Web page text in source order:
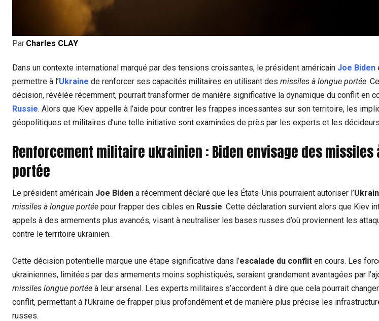
Par Charles CLAY
Dans un contexte international marqué par des tensions croissantes, le président américain Joe Biden
permettre à l’Ukraine de renforcer ses capacités militaires en utilisant des missiles à longue portée.
décision, révélée récemment, pourrait transformer de manière significative la dynamique du conflit en
Russie. Alors que Kiev appelle à l’aide pour contrer les frappes incessantes sur son territoire, les
géopolitiques et militaires d’une telle initiative sont examinées de près par les experts et les
Renforcement militaire ukrainien : Biden envisage des missiles
portée
Le président américain Joe Biden a récemment déclaré que les États-Unis pourraient autoriser l’
missiles à longue portée pour frapper des cibles en Russie. Cette déclaration survient alors que Kiev
appels à des armements plus avancés, visant à neutraliser les bases russes d’où proviennent les
contre le territoire ukrainien.
Cette décision potentielle marque une étape significative dans l’escalade du conflit en cours. Les
ukrainiennes, limitées par des armements moins sophistiqués, seraient grandement avantagées par
missiles longue portée à leur arsenal. Les experts militaires s’accordent à dire que cela pourrait
conflit, permettant à l’Ukraine de frapper plus profondément et de manière plus précise les
russes.